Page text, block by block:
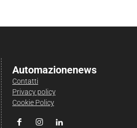
Automazionenews
Contatti
Privacy policy
Cookie Policy